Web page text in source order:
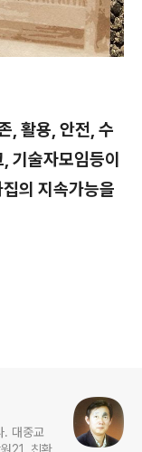
, 활용, 안전, 수
기술자모임등이
의 지속가능을
. 대중교